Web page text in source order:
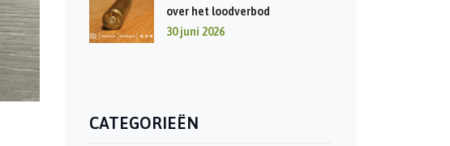
over het loodverbod
30 juni 2026
CATEGORIEËN